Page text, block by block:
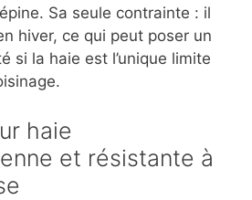
Sa seule contrainte : il
hiver, ce qui peut poser un
si la haie est l’unique limite
haie
et résistante à